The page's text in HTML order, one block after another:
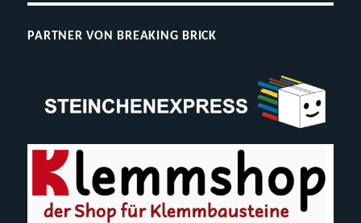
PARTNER VON BREAKING BRICK